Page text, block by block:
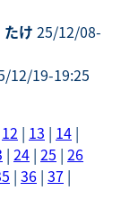
たけ 25/12/08-
12/19-19:25
12 | 13 | 14 |
| 24 | 25 | 26
| 36 | 37 |